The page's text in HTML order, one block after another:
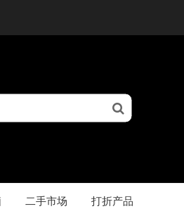
二手市场 打折产品